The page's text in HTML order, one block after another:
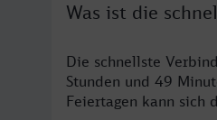
Was ist die
Die schnellste
Stunden und 49
Feiertagen kann sich